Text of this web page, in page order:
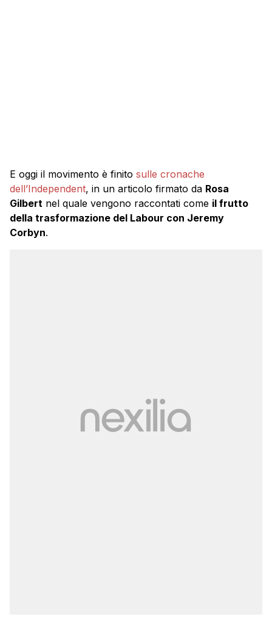
E oggi il movimento è finito sulle cronache
dell’Independent, in un articolo firmato da Rosa
Gilbert nel quale vengono raccontati come il frutto
della trasformazione del Labour con Jeremy
Corbyn.